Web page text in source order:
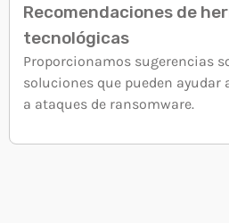
Recomendaciones de
tecnológicas
Proporcionamos sugerencias
soluciones que pueden ayudar
a ataques de ransomware.